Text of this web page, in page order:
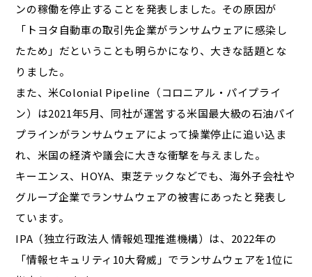
ンの稼働を停止することを発表しました。その原因が
「トヨタ自動車の取引先企業がランサムウェアに感染し
たため」だということも明らかになり、大きな話題とな
りました。
また、米Colonial Pipeline（コロニアル・パイプライ
ン）は2021年5月、同社が運営する米国最大級の石油パイ
プラインがランサムウェアによって操業停止に追い込ま
れ、米国の経済や議会に大きな衝撃を与えました。
キーエンス、HOYA、東芝テックなどでも、海外子会社や
グループ企業でランサムウェアの被害にあったと発表し
ています。
IPA（独立行政法人 情報処理推進機構）は、2022年の
「情報セキュリティ10大脅威」でランサムウェアを1位に